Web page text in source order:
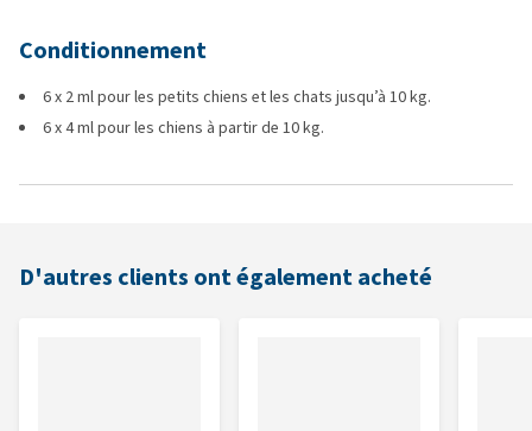
Conditionnement
6 x 2 ml pour les petits chiens et les chats jusqu’à 10 kg.
6 x 4 ml pour les chiens à partir de 10 kg.
D'autres clients ont également acheté